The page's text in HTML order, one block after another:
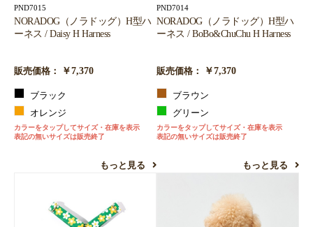
PND7015
NORADOG（ノラドッグ）H型ハ
ーネス / Daisy H Harness
販売価格： ￥7,370
ブラック
オレンジ
カラーをタップしてサイズ・在庫を表示
表記の無いサイズは販売終了
もっと見る
PND7014
NORADOG（ノラドッグ）H型ハ
ーネス / BoBo&ChuChu H Harness
販売価格： ￥7,370
ブラウン
グリーン
カラーをタップしてサイズ・在庫を表示
表記の無いサイズは販売終了
もっと見る
お買い物を続ける